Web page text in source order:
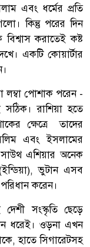
এবং ধর্মের প্রতি
কিন্তু পরের দিন
করাতেই কষ্ট
একটি কোয়ার্টার
লম্বা পোশাক পরেন -
রাশিয়া হতে
ক্ষেত্রে তাদের
এবং ইসলামের
এশিয়ার অনেক
ভুটান এসব
করেন।
সংস্কৃতি ছেড়ে
ধরেই। ওড়না এখন
হাতে সিগারেটসহ